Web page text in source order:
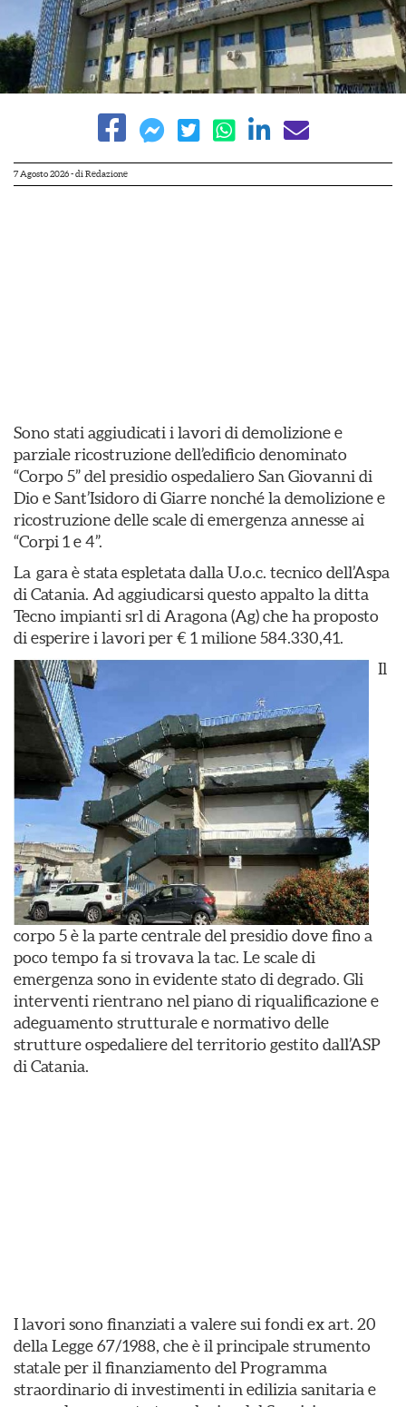
7 Agosto 2026- di Redazione
Sono stati aggiudicati i lavori di demolizione e
parziale ricostruzione dell’edificio denominato
“Corpo 5” del presidio ospedaliero San Giovanni di
Dio e Sant’Isidoro di Giarre nonché la demolizione e
ricostruzione delle scale di emergenza annesse ai
“Corpi 1 e 4”.
La gara è stata espletata dalla U.o.c. tecnico dell’Aspa
di Catania. Ad aggiudicarsi questo appalto la ditta
Tecno impianti srl di Aragona (Ag) che ha proposto
di esperire i lavori per € 1 milione 584.330,41.
Il
corpo 5 è la parte centrale del presidio dove fino a
poco tempo fa si trovava la tac. Le scale di
emergenza sono in evidente stato di degrado. Gli
interventi rientrano nel piano di riqualificazione e
adeguamento strutturale e normativo delle
strutture ospedaliere del territorio gestito dall’ASP
di Catania.
I lavori sono finanziati a valere sui fondi ex art. 20
della Legge 67/1988, che è il principale strumento
statale per il finanziamento del Programma
straordinario di investimenti in edilizia sanitaria e